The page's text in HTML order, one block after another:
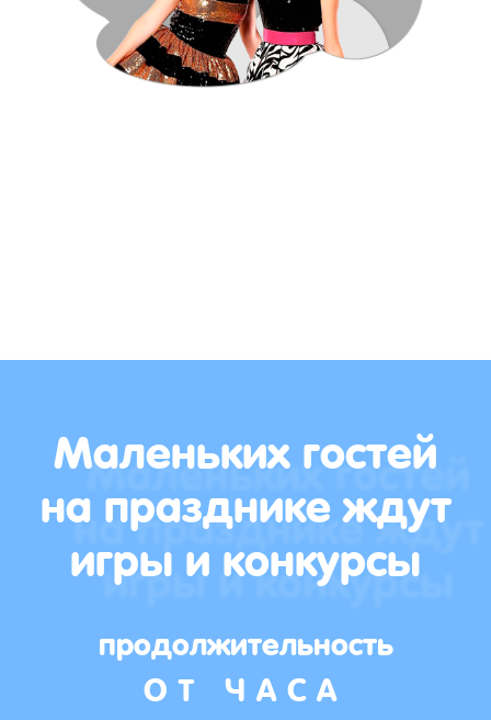
Маленьких гостей
на празднике ждут
игры и конкурсы
продолжительность
ОТ ЧАСА